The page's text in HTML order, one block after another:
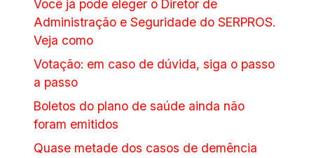
Você já pode eleger o Diretor de
Administração e Seguridade do SERPROS.
Veja como
Votação: em caso de dúvida, siga o passo
a passo
Boletos do plano de saúde ainda não
foram emitidos
Quase metade dos casos de demência